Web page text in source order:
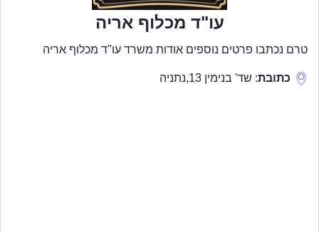
עו"ד מכלוף אריה
טרם נכתבו פרטים נוספים אודות משרד עו"ד מכלוף אריה
כתובת: שד' בנימין 13 ,נתניה